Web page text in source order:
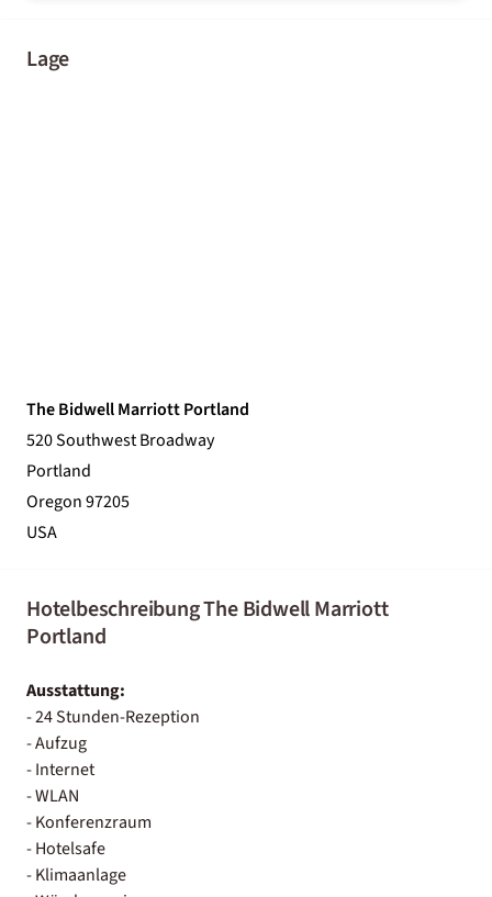
Lage
The Bidwell Marriott Portland
520 Southwest Broadway
Portland
Oregon 97205
USA
Hotelbeschreibung The Bidwell Marriott
Portland
Ausstattung:
- 24 Stunden-Rezeption
- Aufzug
- Internet
- WLAN
- Konferenzraum
- Hotelsafe
- Klimaanlage